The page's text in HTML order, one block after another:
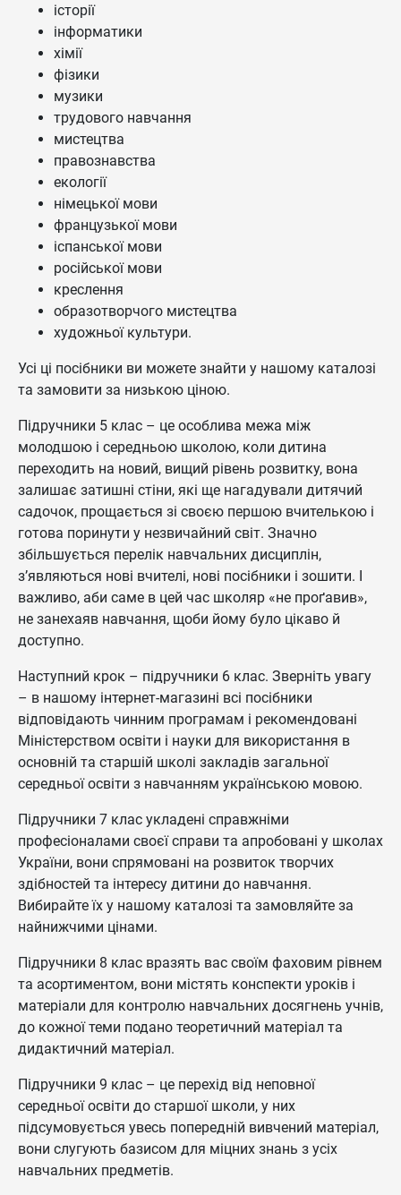
історії
інформатики
хімії
фізики
музики
трудового навчання
мистецтва
правознавства
екології
німецької мови
французької мови
іспанської мови
російської мови
креслення
образотворчого мистецтва
художньої культури.
Усі ці посібники ви можете знайти у нашому каталозі
та замовити за низькою ціною.
Підручники 5 клас – це особлива межа між
молодшою і середньою школою, коли дитина
переходить на новий, вищий рівень розвитку, вона
залишає затишні стіни, які ще нагадували дитячий
садочок, прощається зі своєю першою вчителькою і
готова поринути у незвичайний світ. Значно
збільшується перелік навчальних дисциплін,
з’являються нові вчителі, нові посібники і зошити. І
важливо, аби саме в цей час школяр «не проґавив»,
не занехаяв навчання, щоби йому було цікаво й
доступно.
Наступний крок – підручники 6 клас. Зверніть увагу
– в нашому інтернет-магазині всі посібники
відповідають чинним програмам і рекомендовані
Міністерством освіти і науки для використання в
основній та старшій школі закладів загальної
середньої освіти з навчанням українською мовою.
Підручники 7 клас укладені справжніми
професіоналами своєї справи та апробовані у школах
України, вони спрямовані на розвиток творчих
здібностей та інтересу дитини до навчання.
Вибирайте їх у нашому каталозі та замовляйте за
найнижчими цінами.
Підручники 8 клас вразять вас своїм фаховим рівнем
та асортиментом, вони містять конспекти уроків і
матеріали для контролю навчальних досягнень учнів,
до кожної теми подано теоретичний матеріал та
дидактичний матеріал.
Підручники 9 клас – це перехід від неповної
середньої освіти до старшої школи, у них
підсумовується увесь попередній вивчений матеріал,
вони слугують базисом для міцних знань з усіх
навчальних предметів.